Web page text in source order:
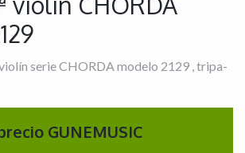
serie CHORDA modelo 2129 , tripa-
GUNEMUSIC